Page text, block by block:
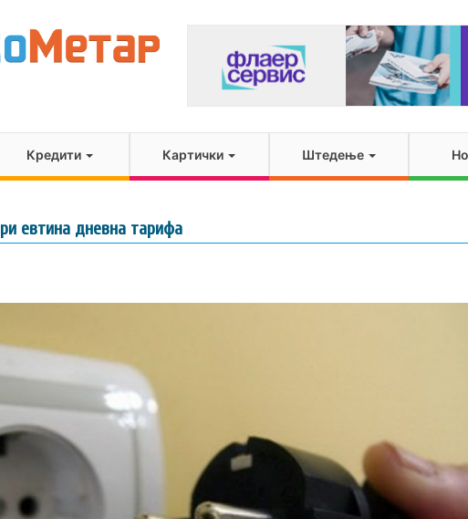
Кредити Картички Штедење
евтина дневна тарифа